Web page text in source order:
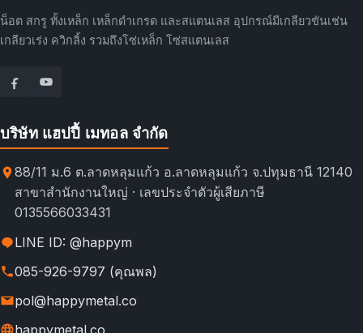
น็อต สกรู ทั้งเหล็ก เหล็กดำเกรด และสแตนเลส อุปกรณ์มีเกลียวขันเช่น
เกลียวเร่ง ควิกลิ้ง รวมถึงโซ่เหล็ก โซ่สแตนเลส
บริษัท แฮปปี้ เมทอล จำกัด
88/11 ม.6 ต.ลาดหลุมแก้ว อ.ลาดหลุมแก้ว จ.ปทุมธานี 12140
สาขาสำนักงานใหญ่ · เลขประจำตัวผู้เสียภาษี
0135566033431
LINE ID: @happym
085-926-9797 (คุณพล)
pol@happymetal.co